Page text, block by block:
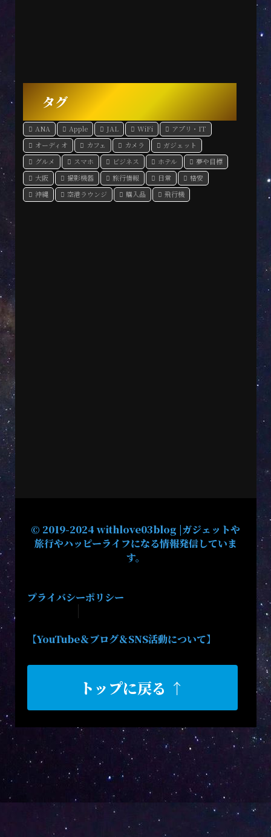
タグ
ANA Apple JAL WiFi
アプリ・IT
オーディオ
カフェ カメラ
ガジェット
グルメ
スマホ ビジネス ホテル
夢や目標
大阪
撮影機器 旅行情報 日常
格安
沖縄
空港ラウンジ 購入品 飛行機
© 2019-2024 withlove03blog |ガジェットや
旅行やハッピーライフになる情報発信していま
す。
プライバシーポリシー
【YouTube＆ブログ＆SNS活動について】
トップに戻る ↑